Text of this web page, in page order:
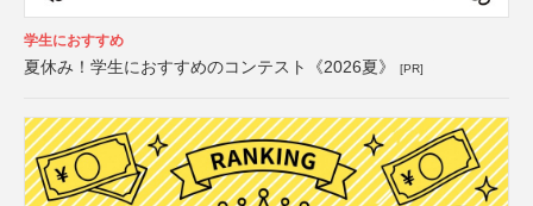
学生におすすめ
夏休み！学生におすすめのコンテスト《2026夏》 [PR]